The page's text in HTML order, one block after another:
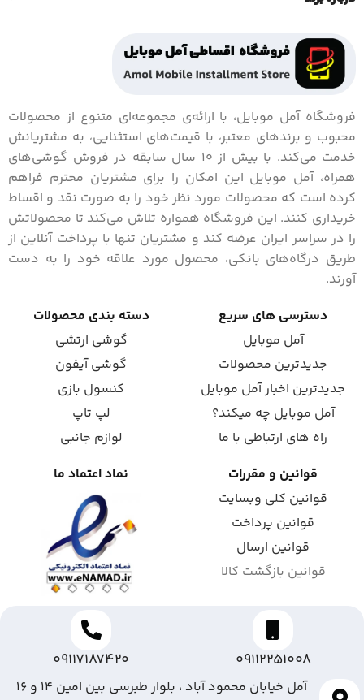
فروشگاه آمل موبایل، با ارائه‌ی مجموعه‌ای متنوع از محصولات
محبوب و برندهای معتبر، با قیمت‌های استثنایی، به مشتریانش
خدمت می‌کند. با بیش از 10 سال سابقه در فروش گوشی‌های
همراه، آمل موبایل این امکان را برای مشتریان محترم فراهم
کرده است که محصولات مورد نظر خود را به صورت نقد و اقساط
خریداری کنند. این فروشگاه همواره تلاش می‌کند تا محصولاتش
را در سراسر ایران عرضه کند و مشتریان تنها با پرداخت آنلاین از
طریق درگاه‌های بانکی، محصول مورد علاقه خود را به دست
آورند.
دسترسی های سریع
آمل موبایل
جدیدترین محصولات
جدیدترین اخبار آمل موبایل
آمل موبایل چه میکند؟
راه های ارتباطی با ما
دسته بندی محصولات
گوشی ارتشی
گوشی آیفون
کنسول بازی
لپ تاپ
لوازم جانبی
قوانین و مقررات
قوانین کلی وبسایت
قوانین پرداخت
قوانین ارسال
قوانین بازگشت کالا
نماد اعتماد ما
09112251008
09117187420
آمل خیابان محمود آباد ، بلوار طبرسی بین امین ۱۴ و ۱۶